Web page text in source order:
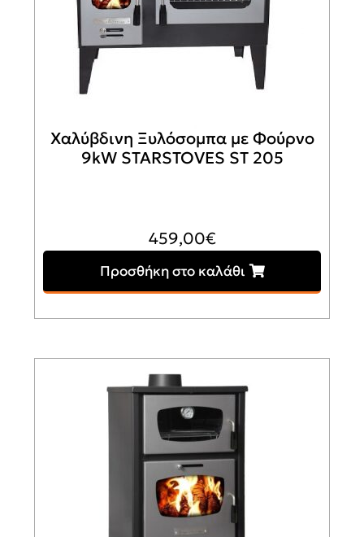
Χαλύβδινη Ξυλόσομπα με Φούρνο
9kW STARSTOVES ST 205
459,00€
Προσθήκη στο καλάθι